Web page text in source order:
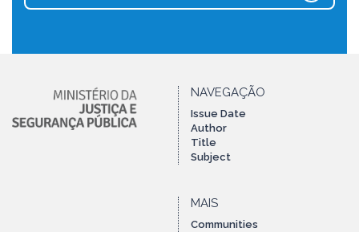
NAVEGAÇÃO
Issue Date
Author
Title
Subject
MAIS
Communities